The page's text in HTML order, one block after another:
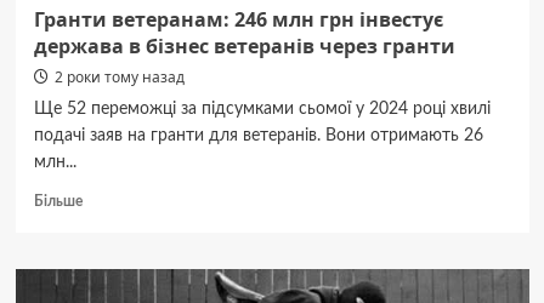
Гранти ветеранам: 246 млн грн інвестує
держава в бізнес ветеранів через гранти
2 роки тому назад
Ще 52 переможці за підсумками сьомої у 2024 році хвилі
подачі заяв на гранти для ветеранів. Вони отримають 26
млн...
БільшеДокладніше
ветеранам:
246